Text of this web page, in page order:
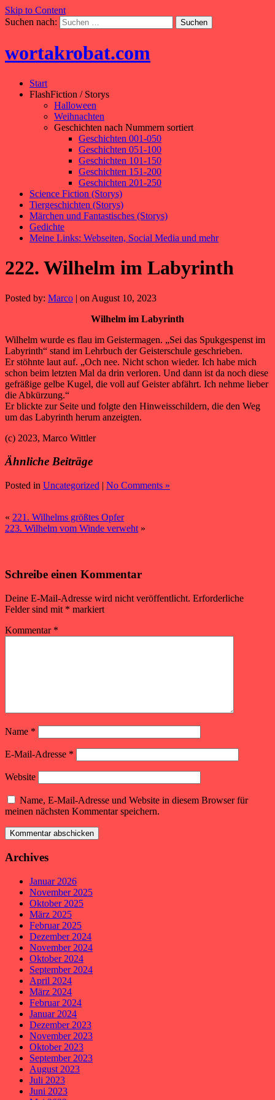
Skip to Content
Suchen nach:
wortakrobat.com
Start
FlashFiction / Storys
Halloween
Weihnachten
Geschichten nach Nummern sortiert
Geschichten 001-050
Geschichten 051-100
Geschichten 101-150
Geschichten 151-200
Geschichten 201-250
Science Fiction (Storys)
Tiergeschichten (Storys)
Märchen und Fantastisches (Storys)
Gedichte
Meine Links: Webseiten, Social Media und mehr
222. Wilhelm im Labyrinth
Posted by: Marco | on August 10, 2023
Wilhelm im Labyrinth
Wilhelm wurde es flau im Geistermagen. „Sei das Spukgespenst im
Labyrinth“ stand im Lehrbuch der Geisterschule geschrieben.
Er stöhnte laut auf. „Och nee. Nicht schon wieder. Ich habe mich
schon beim letzten Mal da drin verloren. Und dann ist da noch diese
gefräßige gelbe Kugel, die voll auf Geister abfährt. Ich nehme lieber
die Abkürzung.“
Er blickte zur Seite und folgte den Hinweisschildern, die den Weg
um das Labyrinth herum anzeigten.
(c) 2023, Marco Wittler
Ähnliche Beiträge
Posted in Uncategorized | No Comments »
« 221. Wilhelms größtes Opfer
223. Wilhelm vom Winde verweht »
Schreibe einen Kommentar
Deine E-Mail-Adresse wird nicht veröffentlicht. Erforderliche
Felder sind mit * markiert
Kommentar *
Name *
E-Mail-Adresse *
Website
Name, E-Mail-Adresse und Website in diesem Browser für
meinen nächsten Kommentar speichern.
Archives
Januar 2026
November 2025
Oktober 2025
März 2025
Februar 2025
Dezember 2024
November 2024
Oktober 2024
September 2024
April 2024
März 2024
Februar 2024
Januar 2024
Dezember 2023
November 2023
Oktober 2023
September 2023
August 2023
Juli 2023
Juni 2023